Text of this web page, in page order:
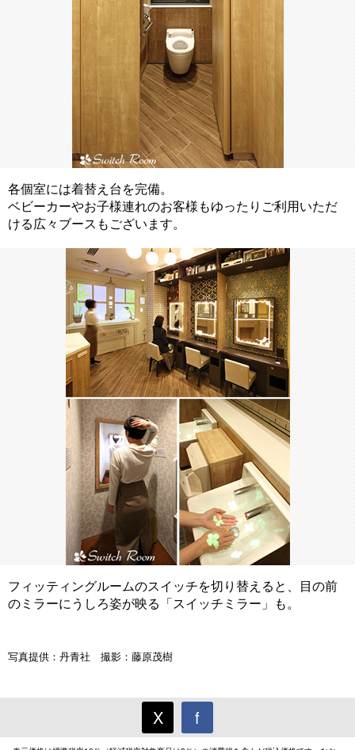
各個室には着替え台を完備。
ベビーカーやお子様連れのお客様もゆったりご利用いただ
ける広々ブースもございます。
フィッティングルームのスイッチを切り替えると、目の前
のミラーにうしろ姿が映る「スイッチミラー」も。
写真提供：丹青社 撮影：藤原茂樹
X f